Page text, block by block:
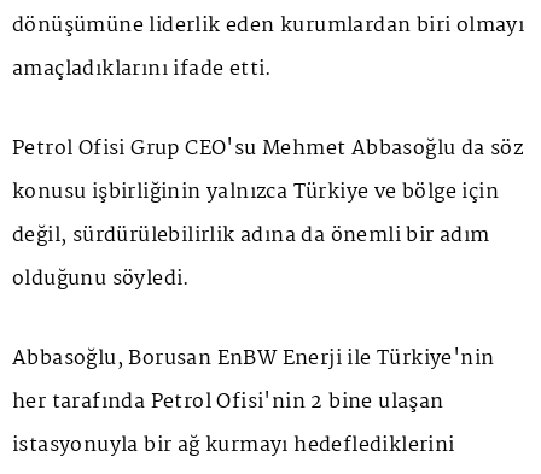
dönüşümüne liderlik eden kurumlardan biri olmayı
amaçladıklarını ifade etti.
Petrol Ofisi Grup CEO'su Mehmet Abbasoğlu da söz
konusu işbirliğinin yalnızca Türkiye ve bölge için
değil, sürdürülebilirlik adına da önemli bir adım
olduğunu söyledi.
Abbasoğlu, Borusan EnBW Enerji ile Türkiye'nin
her tarafında Petrol Ofisi'nin 2 bine ulaşan
istasyonuyla bir ağ kurmayı hedeflediklerini